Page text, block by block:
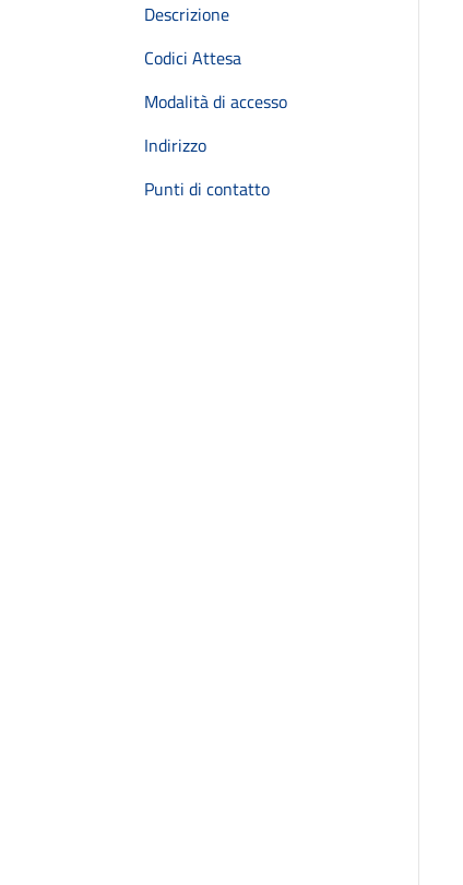
Descrizione
Codici Attesa
Modalità di accesso
Indirizzo
Punti di contatto